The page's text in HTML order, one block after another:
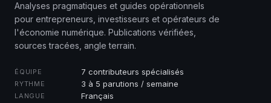
Analyses pragmatiques et guides opérationnels
pour entrepreneurs, investisseurs et opérateurs de
l'économie numérique. Publications vérifiées,
sources tracées, angle terrain.
ÉQUIPE 7 contributeurs spécialisés
RYTHME 3 à 5 parutions / semaine
LANGUE Français